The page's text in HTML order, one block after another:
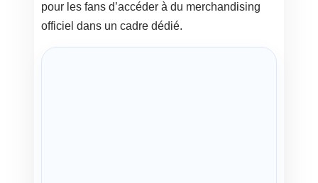
pour les fans d’accéder à du merchandising
officiel dans un cadre dédié.